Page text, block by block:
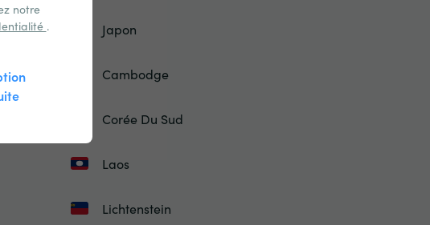
notre
. Japon
Cambodge
Corée Du Sud
Laos
Lichtenstein